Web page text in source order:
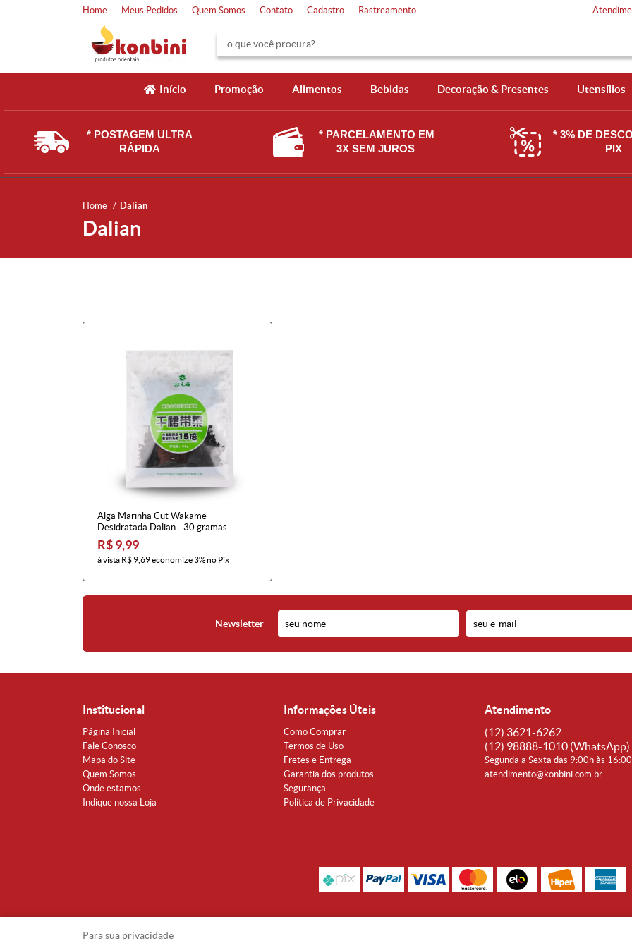
Home Meus Pedidos Quem Somos Contato Cadastro Rastreamento
Início Promoção Alimentos Bebidas Decoração & Presentes Utensílios
* POSTAGEM ULTRA
RÁPIDA
* PARCELAMENTO EM
3X SEM JUROS
* 3% DE
PIX
Home Dalian
Dalian
Alga Marinha Cut Wakame
Desidratada Dalian - 30 gramas
R$ 9,99
à vista R$ 9,69economize3%no Pix
Newsletter
Institucional
Página Inicial
Fale Conosco
Mapa do Site
Quem Somos
Onde estamos
Indique nossa Loja
Informações Úteis
Como Comprar
Termos de Uso
Fretes e Entrega
Garantia dos produtos
Segurança
Política de Privacidade
Atendimento
(12) 3621-6262
(12) 98888-1010 (WhatsApp)
Segunda a Sexta das 9:00h às
atendimento@konbini.com.br
Para sua privacidade